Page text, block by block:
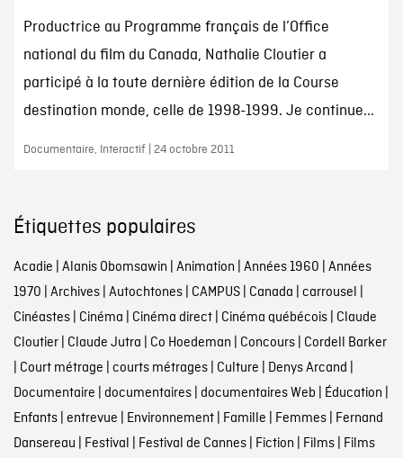
Productrice au Programme français de l’Office
national du film du Canada, Nathalie Cloutier a
participé à la toute dernière édition de la Course
destination monde, celle de 1998-1999. Je continue...
Documentaire, Interactif | 24 octobre 2011
Étiquettes populaires
Acadie Alanis Obomsawin Animation Années 1960 Années
1970 Archives| Autochtones| CAMPUS| Canada carrousel
Cinéastes| Cinéma Cinéma direct| Cinéma québécois| Claude
Cloutier| Claude Jutra Co Hoedeman Concours| Cordell Barker
Court métrage courts métrages| Culture Denys Arcand
Documentaire documentaires| documentaires Web Éducation
Enfants| entrevue Environnement| Famille Femmes| Fernand
Dansereau Festival Festival de Cannes| Fiction Films| Films